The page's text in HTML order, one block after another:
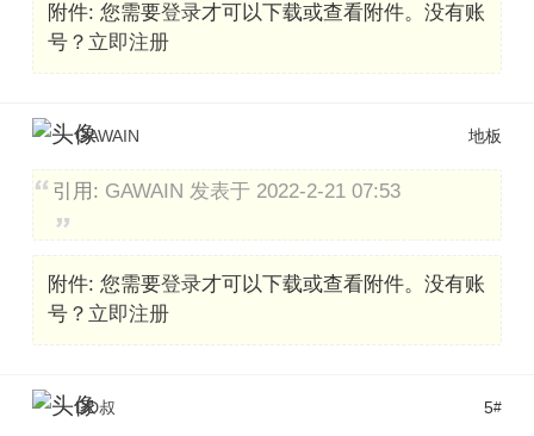
附件: 您需要登录才可以下载或查看附件。没有账
号？ 立即注册
地板
GAWAIN
引用: GAWAIN 发表于 2022-2-21 07:53
附件: 您需要登录才可以下载或查看附件。没有账
号？ 立即注册
5#
DD叔